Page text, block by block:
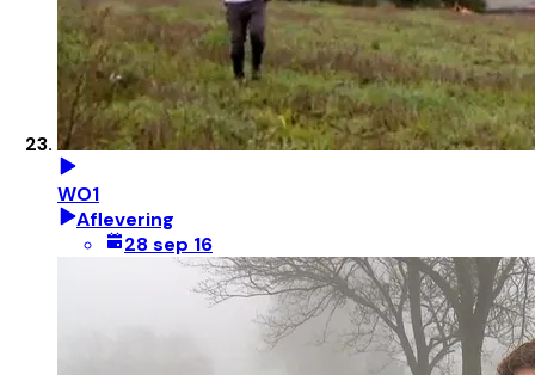
WO1
Aflevering
28 sep 16